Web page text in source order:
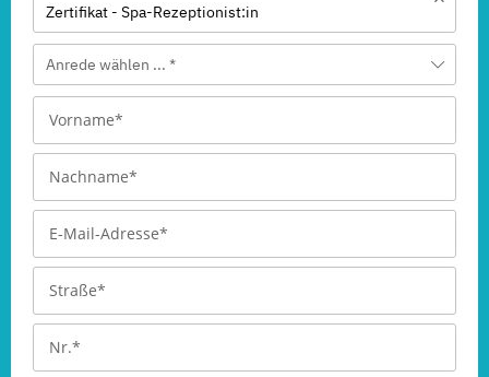
Zertifikat - Spa-Rezeptionist:in
Anrede wählen ... *